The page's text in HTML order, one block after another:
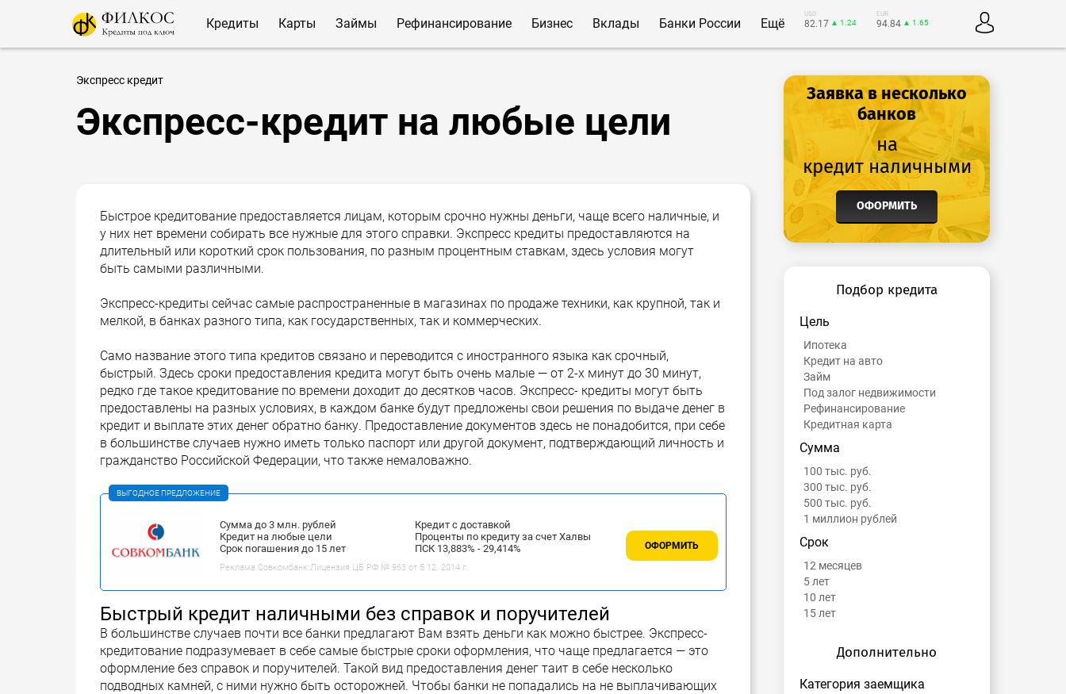
Кредиты Карты Займы Рефинансирование Бизнес Вклады Банки России Ещё
USD
82.17 ▲ 1.24
EUR
94.84 ▲ 1.65
Экспресс кредит
Экспресс-кредит на любые цели
Быстрое кредитование предоставляется лицам, которым срочно нужны деньги, чаще всего наличные, и
у них нет времени собирать все нужные для этого справки. Экспресс кредиты предоставляются на
длительный или короткий срок пользования, по разным процентным ставкам, здесь условия могут
быть самыми различными.
Экспресс-кредиты сейчас самые распространенные в магазинах по продаже техники, как крупной, так и
мелкой, в банках разного типа, как государственных, так и коммерческих.
Само название этого типа кредитов связано и переводится с иностранного языка как срочный,
быстрый. Здесь сроки предоставления кредита могут быть очень малые — от 2-х минут до 30 минут,
редко где такое кредитование по времени доходит до десятков часов. Экспресс- кредиты могут быть
предоставлены на разных условиях, в каждом банке будут предложены свои решения по выдаче денег в
кредит и выплате этих денег обратно банку. Предоставление документов здесь не понадобится, при себе
в большинстве случаев нужно иметь только паспорт или другой документ, подтверждающий личность и
гражданство Российской Федерации, что также немаловажно.
ВЫГОДНОЕ ПРЕДЛОЖЕНИЕ
Сумма до 3 млн. рублей
Кредит на любые цели
Срок погашения до 15 лет
Кредит с доставкой
Проценты по кредиту за счет Халвы
ПСК 13,883% - 29,414%
Реклама Совкомбанк.Лицензия ЦБ РФ № 963 от 5 12. 2014 г.
ОФОРМИТЬ
Быстрый кредит наличными без справок и поручителей
В большинстве случаев почти все банки предлагают Вам взять деньги как можно быстрее. Экспресс-
кредитование подразумевает в себе самые быстрые сроки оформления, что чаще предлагается — это
оформление без справок и поручителей. Такой вид предоставления денег таит в себе несколько
подводных камней, с ними нужно быть осторожней. Чтобы банки не попадались на не выплачивающих
Заявка в несколько
банков
на
кредит наличными
ОФОРМИТЬ
Подбор кредита
Цель
Ипотека
Кредит на авто
Займ
Под залог недвижимости
Рефинансирование
Кредитная карта
Сумма
100 тыс. руб.
300 тыс. руб.
500 тыс. руб.
1 миллион рублей
Срок
12 месяцев
5 лет
10 лет
15 лет
Дополнительно
Категория заемщика